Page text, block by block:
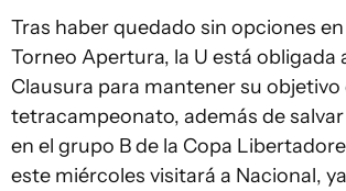
Tras haber quedado sin opciones
Torneo Apertura, la U está obligada
Clausura para mantener su objetivo
tetracampeonato, además de
en el grupo B de la Copa
este miércoles visitará a Nacional,